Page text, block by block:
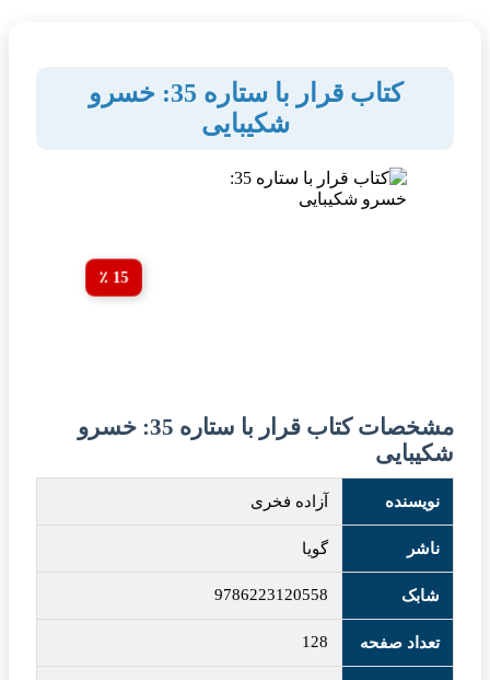
کتاب قرار با ستاره 35: خسرو
شکیبایی
15 ٪
مشخصات کتاب قرار با ستاره 35: خسرو
شکیبایی
نویسنده آزاده فخری
ناشر گویا
شابک 9786223120558
تعداد صفحه 128